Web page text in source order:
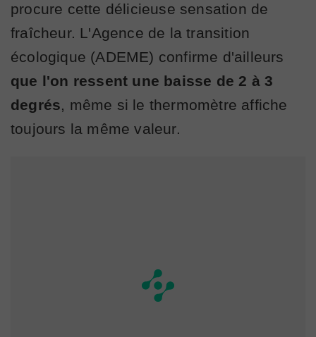
procure cette délicieuse sensation de
fraîcheur. L'Agence de la transition
écologique (ADEME) confirme d'ailleurs
que l'on ressent une baisse de 2 à 3
degrés, même si le thermomètre affiche
toujours la même valeur.